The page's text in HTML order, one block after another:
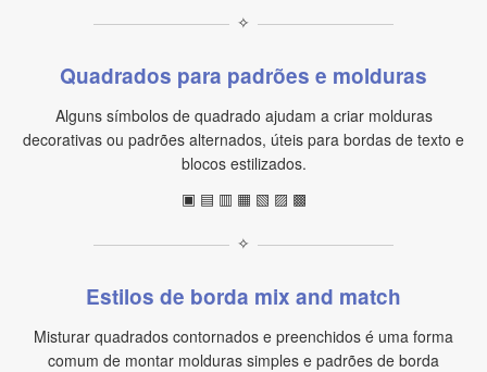
✧
Quadrados para padrões e molduras
Alguns símbolos de quadrado ajudam a criar molduras
decorativas ou padrões alternados, úteis para bordas de texto e
blocos estilizados.
▣ ▤ ▥ ▦ ▧ ▨ ▩
✧
Estilos de borda mix and match
Misturar quadrados contornados e preenchidos é uma forma
comum de montar molduras simples e padrões de borda